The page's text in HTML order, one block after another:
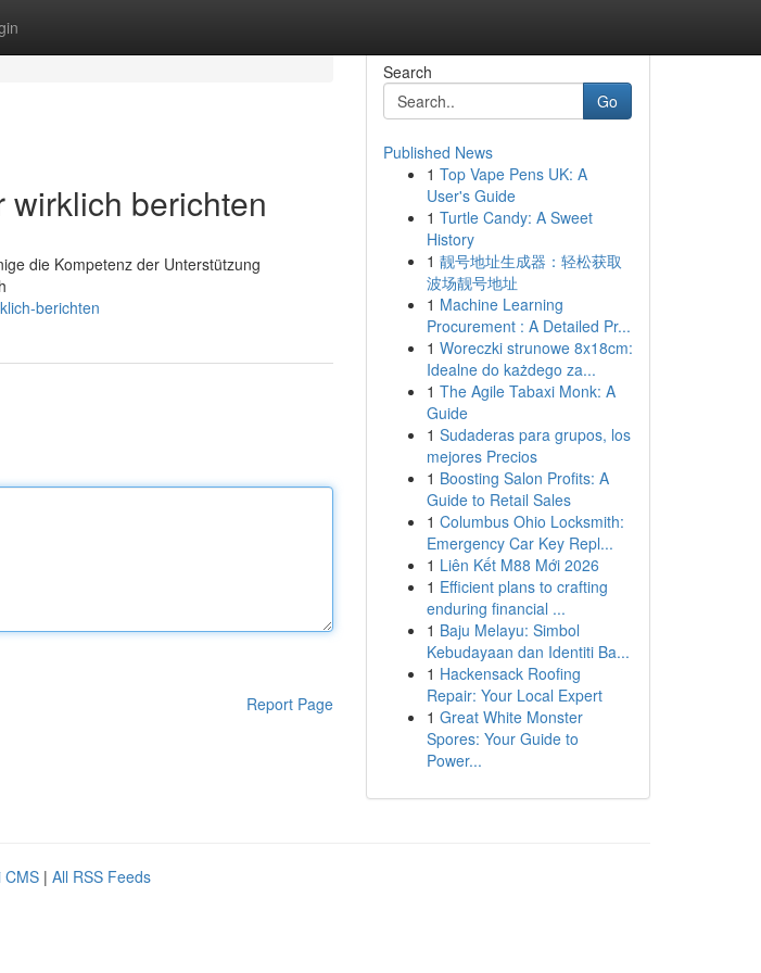
berichten
die Kompetenz der Unterstützung
berichten
Report Page
Search
Go
Published News
1 Top Vape Pens UK: A
User's Guide
1 Turtle Candy: A Sweet
History
1 靓号地址生成器：轻松获取
波场靓号地址
1 Machine Learning
Procurement : A Detailed Pr...
1 Woreczki strunowe 8x18cm:
Idealne do każdego za...
1 The Agile Tabaxi Monk: A
Guide
1 Sudaderas para grupos, los
mejores Precios
1 Boosting Salon Profits: A
Guide to Retail Sales
1 Columbus Ohio Locksmith:
Emergency Car Key Repl...
1 Liên Kết M88 Mới 2026
1 Efficient plans to crafting
enduring financial ...
1 Baju Melayu: Simbol
Kebudayaan dan Identiti Ba...
1 Hackensack Roofing
Repair: Your Local Expert
1 Great White Monster
Spores: Your Guide to
Power...
CMS | All RSS Feeds